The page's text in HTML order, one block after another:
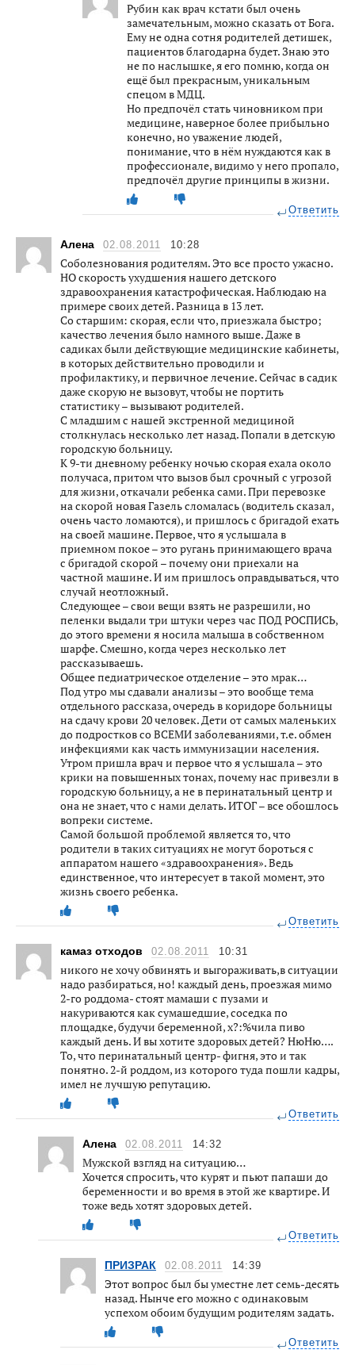
Рубин как врач кстати был очень
замечательным, можно сказать от Бога.
Ему не одна сотня родителей детишек,
пациентов благодарна будет. Знаю это
не по наслышке, я его помню, когда он
ещё был прекрасным, уникальным
спецом в МДЦ.
Но предпочёл стать чиновником при
медицине, наверное более прибыльно
конечно, но уважение людей,
понимание, что в нём нуждаются как в
профессионале, видимо у него пропало,
предпочёл другие принципы в жизни.
Ответить
Алена 02.08.2011 10:28
Соболезнования родителям. Это все просто ужасно.
НО скорость ухудшения нашего детского
здравоохранения катастрофическая. Наблюдаю на
примере своих детей. Разница в 13 лет.
Со старшим: скорая, если что, приезжала быстро;
качество лечения было намного выше. Даже в
садиках были действующие медицинские кабинеты,
в которых действительно проводили и
профилактику, и первичное лечение. Сейчас в садик
даже скорую не вызовут, чтобы не портить
статистику – вызывают родителей.
С младшим с нашей экстренной медициной
столкнулась несколько лет назад. Попали в детскую
городскую больницу.
К 9-ти дневному ребенку ночью скорая ехала около
получаса, притом что вызов был срочный с угрозой
для жизни, откачали ребенка сами. При перевозке
на скорой новая Газель сломалась (водитель сказал,
очень часто ломаются), и пришлось с бригадой ехать
на своей машине. Первое, что я услышала в
приемном покое – это ругань принимающего врача
с бригадой скорой – почему они приехали на
частной машине. И им пришлось оправдываться, что
случай неотложный.
Следующее – свои вещи взять не разрешили, но
пеленки выдали три штуки через час ПОД РОСПИСЬ,
до этого времени я носила малыша в собственном
шарфе. Смешно, когда через несколько лет
рассказываешь.
Общее педиатрическое отделение – это мрак…
Под утро мы сдавали анализы – это вообще тема
отдельного рассказа, очередь в коридоре больницы
на сдачу крови 20 человек. Дети от самых маленьких
до подростков со ВСЕМИ заболеваниями, т.е. обмен
инфекциями как часть иммунизации населения.
Утром пришла врач и первое что я услышала – это
крики на повышенных тонах, почему нас привезли в
городскую больницу, а не в перинатальный центр и
она не знает, что с нами делать. ИТОГ – все обошлось
вопреки системе.
Самой большой проблемой является то, что
родители в таких ситуациях не могут бороться с
аппаратом нашего «здравоохранения». Ведь
единственное, что интересует в такой момент, это
жизнь своего ребенка.
Ответить
камаз отходов 02.08.2011 10:31
никого не хочу обвинять и выгораживать,в ситуации
надо разбираться, но! каждый день, проезжая мимо
2-го роддома- стоят мамаши с пузами и
накуриваются как сумашедшие, соседка по
площадке, будучи беременной, х?:%чила пиво
каждый день. И вы хотите здоровых детей? НюНю….
То, что перинатальный центр- фигня, это и так
понятно. 2-й роддом, из которого туда пошли кадры,
имел не лучшую репутацию.
Ответить
Алена 02.08.2011 14:32
Мужской взгляд на ситуацию…
Хочется спросить, что курят и пьют папаши до
беременности и во время в этой же квартире. И
тоже ведь хотят здоровых детей.
Ответить
ПРИЗРАК 02.08.2011 14:39
Этот вопрос был бы уместне лет семь-десять
назад. Нынче его можно с одинаковым
успехом обоим будущим родителям задать.
Ответить